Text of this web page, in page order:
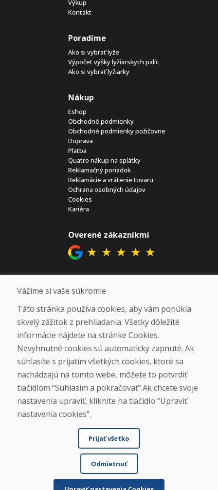
Výkup
Kontakt
Poradíme
Ako si vybrať lyže
Výpočet výšky lyžiarskych palíc
Ako si vybrať lyžiarky
Nákup
Eshop
Obchodné podmienky
Obchodné podmienky požičovne
Doprava
Platba
Quatro nákup na splátky
Reklamačný poriadok
Reklamácie a vrátenie tovaru
Ochrana osobných údajov
Cookies
Kariéra
Overené zákazníkmi
★ ★ ★ ★ ★
Otváracie hodiny
ZIMNÁ SEZÓNA 2025/2026 JE
UKONČENÁ. ĎAKUJEME VÁM ZA
PRIAZEŇ A TEŠÍME SA NA VÁS OPÄŤ
OD 14. 9. 2026.
Nájsť na Google mape
Vážime si vaše súkromie
Táto stránka používa cookies, aby vám ponúkla
skvelý zážitok z prehliadania. Všetky dôležité
informácie nájdete na stránke Cookies.
Nevyhnutné cookies sú automaticky zapnuté. Ak
súhlasíte s prijatím všetkých cookies, ktoré sa
nachádzajú na tomto webe, môžete to potvrdiť
tlačidlom “Súhlasím a pokračovať“.Ak chcete svoje
nastavenia upraviť, kliknite na tlačidlo “Upraviť
nastavenia cookies“.
Prijať všetko
Odmietnuť